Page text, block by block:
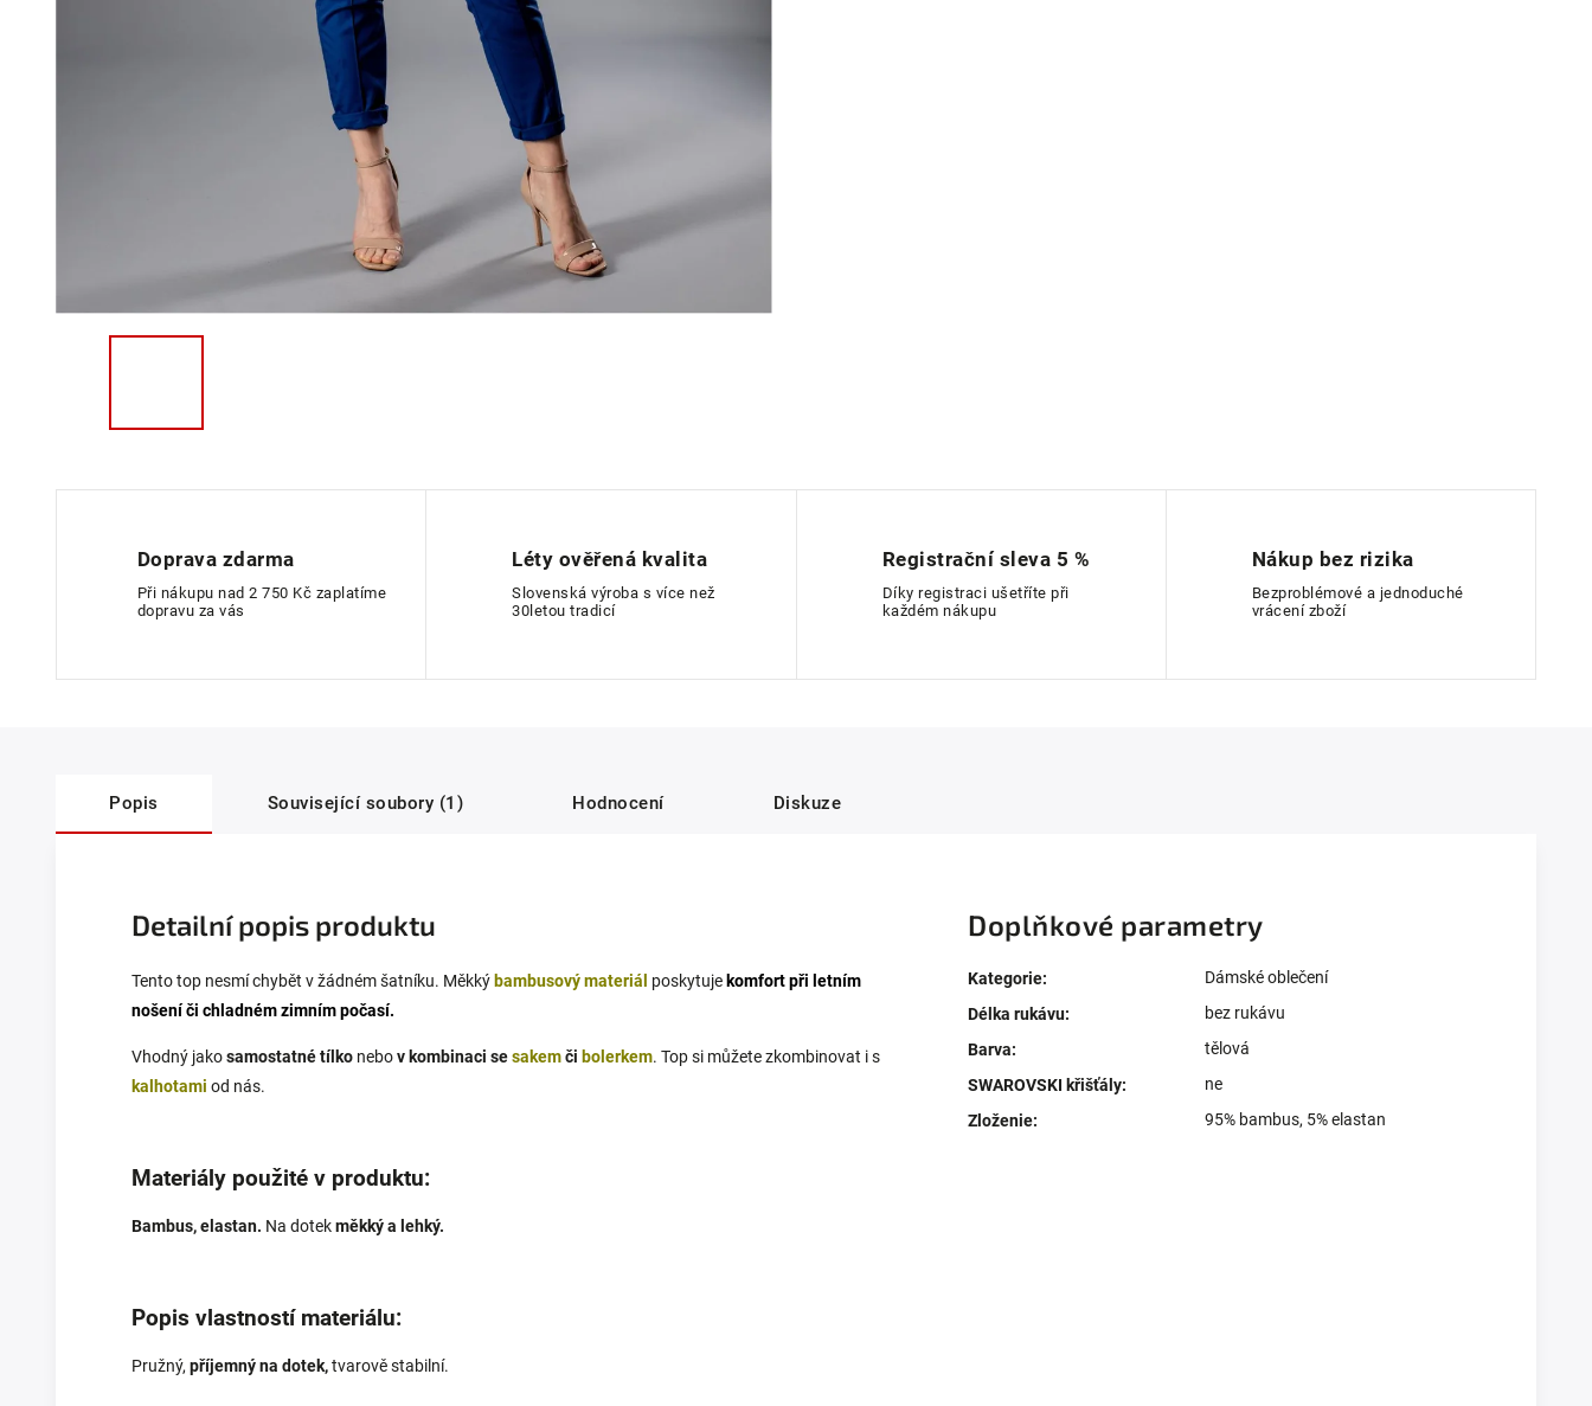
Doprava zdarma
Při nákupu nad 2 750 Kč zaplatíme
dopravu za vás
Léty ověřená kvalita
Slovenská výroba s více než
30letou tradicí
Registrační sleva 5 %
Díky registraci ušetříte při
každém nákupu
Nákup bez rizika
Bezproblémové a jednoduché
vrácení zboží
Popis Související soubory (1) Hodnocení Diskuze
Detailní popis produktu
Tento top nesmí chybět v žádném šatníku. Měkký bambusový materiál poskytuje komfort při letním
nošení či chladném zimním počasí.
Vhodný jakosamostatné tílko nebov kombinaci sesakemči bolerkem. Top si můžete zkombinovat i s
kalhotami od nás.
Materiály použité v produktu:
Bambus, elastan. Na dotekměkký a lehký.
Popis vlastností materiálu:
Pružný, příjemný na dotek,tvarově stabilní.
Doplňkové parametry
Kategorie:
Dámské oblečení
Délka rukávu:
bez rukávu
Barva:
tělová
SWAROVSKI křišťály:
ne
Zloženie: 95% bambus, 5% elastan